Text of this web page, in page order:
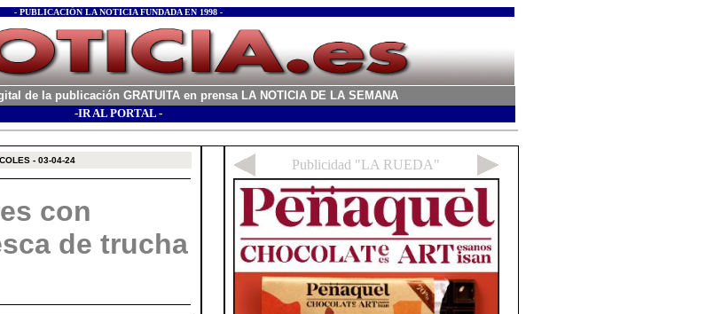
- PUBLICACIÓN LA NOTICIA FUNDADA EN 1998 -
de la publicación GRATUITA en prensa LA NOTICIA DE LA SEMANA
-IR AL PORTAL -
- 03-04-24
con
de trucha